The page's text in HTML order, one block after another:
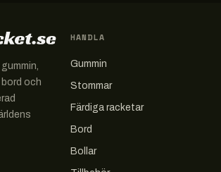
bord och
HANDLA
Gummin
Stommar
Färdiga racketar
Bord
Bollar